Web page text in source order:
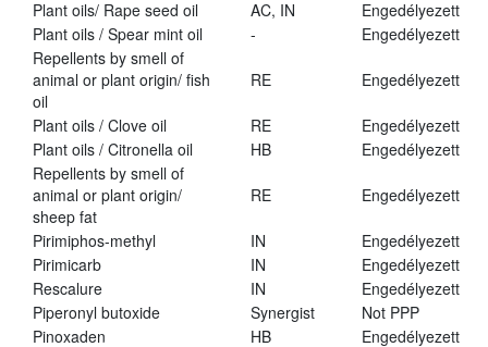
Plant oils/ Rape seed oil
AC, IN
Engedélyezett
Plant oils / Spear mint oil
-
Engedélyezett
Repellents by smell of
animal or plant origin/ fish
oil
RE Engedélyezett
Plant oils / Clove oil RE
Engedélyezett
Plant oils / Citronella oil
HB
Engedélyezett
Repellents by smell of
animal or plant origin/
sheep fat
RE Engedélyezett
Pirimiphos-methyl IN
Engedélyezett
Pirimicarb
IN
Engedélyezett
Rescalure
IN
Engedélyezett
Piperonyl butoxide
Synergist
Not PPP
Pinoxaden
HB
Engedélyezett